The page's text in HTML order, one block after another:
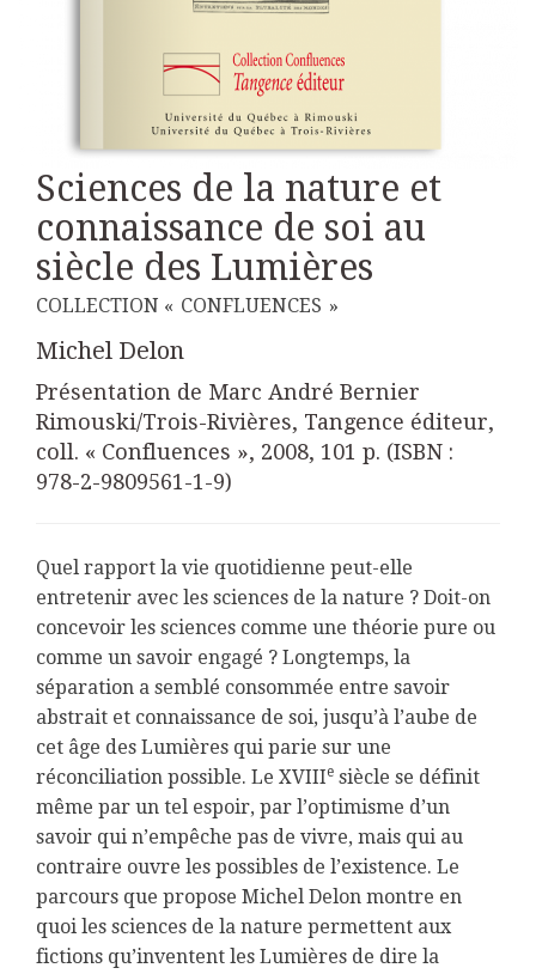
Sciences de la nature et
connaissance de soi au
siècle des Lumières
COLLECTION « CONFLUENCES »
Michel Delon
Présentation de Marc André Bernier
Rimouski/Trois-Rivières, Tangence éditeur,
coll. « Confluences », 2008, 101 p. (ISBN :
978-2-9809561-1-9)
Quel rapport la vie quotidienne peut-elle
entretenir avec les sciences de la nature ? Doit-on
concevoir les sciences comme une théorie pure ou
comme un savoir engagé ? Longtemps, la
séparation a semblé consommée entre savoir
abstrait et connaissance de soi, jusqu’à l’aube de
cet âge des Lumières qui parie sur une
réconciliation possible. Le XVIIIe siècle se définit
même par un tel espoir, par l’optimisme d’un
savoir qui n’empêche pas de vivre, mais qui au
contraire ouvre les possibles de l’existence. Le
parcours que propose Michel Delon montre en
quoi les sciences de la nature permettent aux
fictions qu’inventent les Lumières de dire la